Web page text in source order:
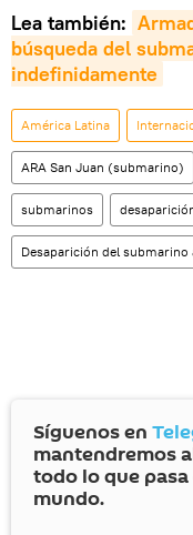
Lea también:
búsqueda del
indefinidamente
América Latina
ARA San Juan (submarino)
submarinos
Desaparición del submarino
Síguenos en
mantendremos
todo lo que pasa
mundo.